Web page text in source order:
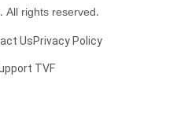
All rights reserved.
UsPrivacy Policy
TVF